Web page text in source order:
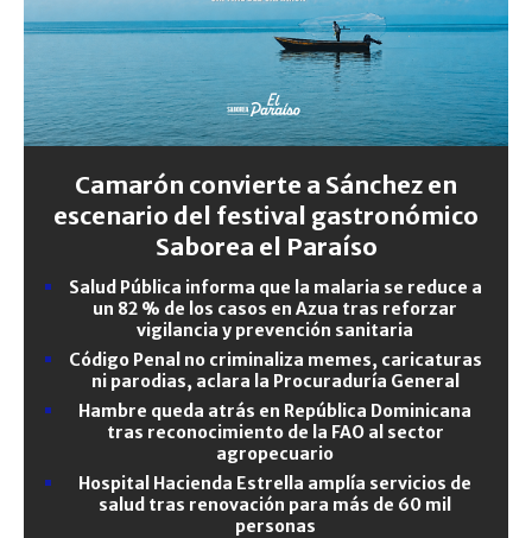
Camarón convierte a Sánchez en
escenario del festival gastronómico
Saborea el Paraíso
Salud Pública informa que la malaria se reduce a
un 82 % de los casos en Azua tras reforzar
vigilancia y prevención sanitaria
Código Penal no criminaliza memes, caricaturas
ni parodias, aclara la Procuraduría General
Hambre queda atrás en República Dominicana
tras reconocimiento de la FAO al sector
agropecuario
Hospital Hacienda Estrella amplía servicios de
salud tras renovación para más de 60 mil
personas